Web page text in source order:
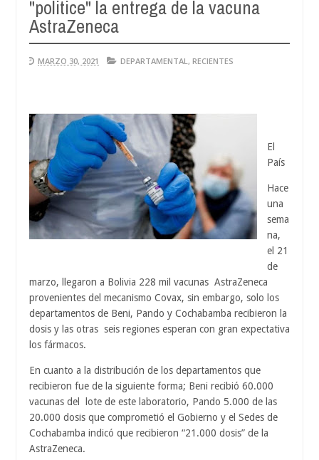
"politice" la entrega de la vacuna
AstraZeneca
MARZO 30, 2021 DEPARTAMENTAL , RECIENTES
El
País
Hace
una
sema
na,
el 21
de
marzo, llegaron a Bolivia 228 mil vacunas AstraZeneca
provenientes del mecanismo Covax, sin embargo, solo los
departamentos de Beni, Pando y Cochabamba recibieron la
dosis y las otras seis regiones esperan con gran expectativa
los fármacos.
En cuanto a la distribución de los departamentos que
recibieron fue de la siguiente forma; Beni recibió 60.000
vacunas del lote de este laboratorio, Pando 5.000 de las
20.000 dosis que comprometió el Gobierno y el Sedes de
Cochabamba indicó que recibieron “21.000 dosis” de la
AstraZeneca.